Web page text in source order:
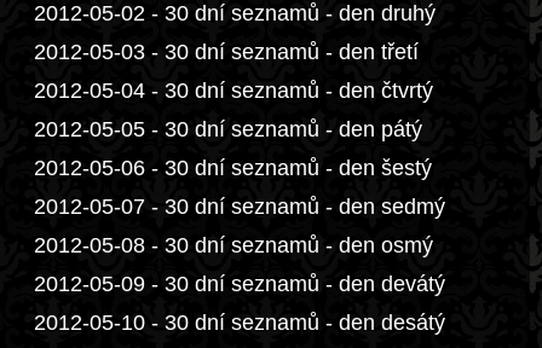
2012-05-02 - 30 dní seznamů - den druhý
2012-05-03 - 30 dní seznamů - den třetí
2012-05-04 - 30 dní seznamů - den čtvrtý
2012-05-05 - 30 dní seznamů - den pátý
2012-05-06 - 30 dní seznamů - den šestý
2012-05-07 - 30 dní seznamů - den sedmý
2012-05-08 - 30 dní seznamů - den osmý
2012-05-09 - 30 dní seznamů - den devátý
2012-05-10 - 30 dní seznamů - den desátý